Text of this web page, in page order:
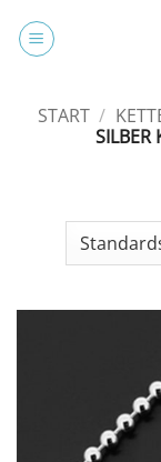
Inhalt
START /
SILBER